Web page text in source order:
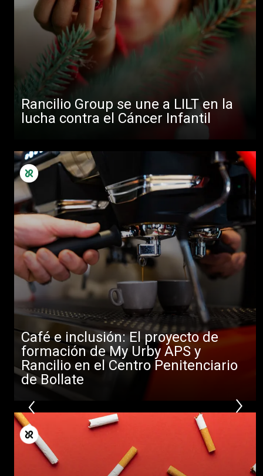
Rancilio Group se une a LILT en la
lucha contra el Cáncer Infantil
Café e inclusión: El proyecto de
formación de My Urby APS y
Rancilio en el Centro Penitenciario
de Bollate
Todos
Noticias
Descargar
Más